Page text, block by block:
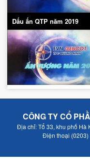
Dấu ấn QTP năm 2019
CÔNG TY CỔ
Địa chỉ: Tổ 33, khu phố Hà
Điện thoại